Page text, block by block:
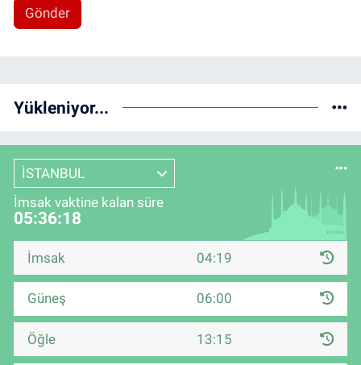
Gönder
Yükleniyor...
İSTANBUL
İmsak vaktine kalan süre
05:36:18
İmsak 04:19
Güneş 06:00
Öğle 13:15